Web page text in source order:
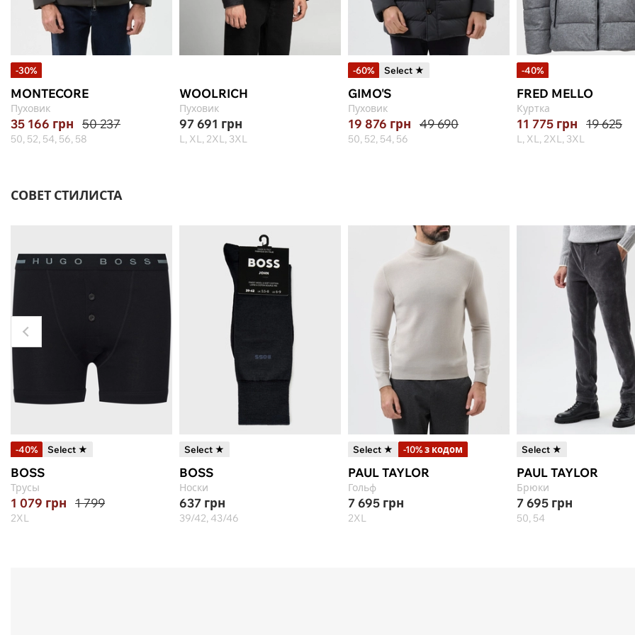
-30%
MONTECORE
Пуховик
35 166 грн 50 237
50, 52, 54, 56, 58
WOOLRICH
Пуховик
97 691 грн
L, XL, 2XL, 3XL
-60% Select ★
GIMO'S
Пуховик
19 876 грн 49 690
50, 52, 54, 56
-40%
FRED MELLO
Куртка
11 775 грн 19 625
L, XL, 2XL, 3XL
СОВЕТ СТИЛИСТА
-40% Select ★
BOSS
Трусы
1 079 грн 1 799
2XL
Select ★
BOSS
Носки
637 грн
39/42, 43/46
Select ★ -10% з кодом
PAUL TAYLOR
Гольф
7 695 грн
2XL
Select ★
PAUL TAYLOR
Брюки
7 695 грн
50, 54